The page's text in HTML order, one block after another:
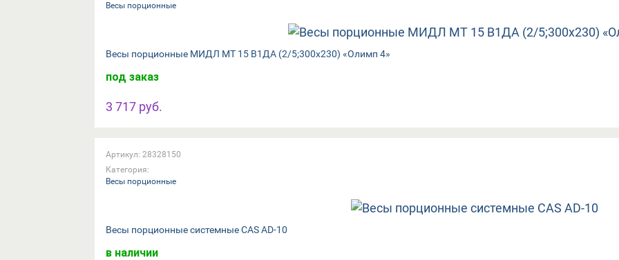
Весы порционные
Весы порционные МИДЛ МТ 15 В1ДА (2/5;300х230) «Олимп 4»
под заказ
3 717 руб.
Артикул: 28328150
Категория:
Весы порционные
Весы порционные системные CAS AD-10
в наличии